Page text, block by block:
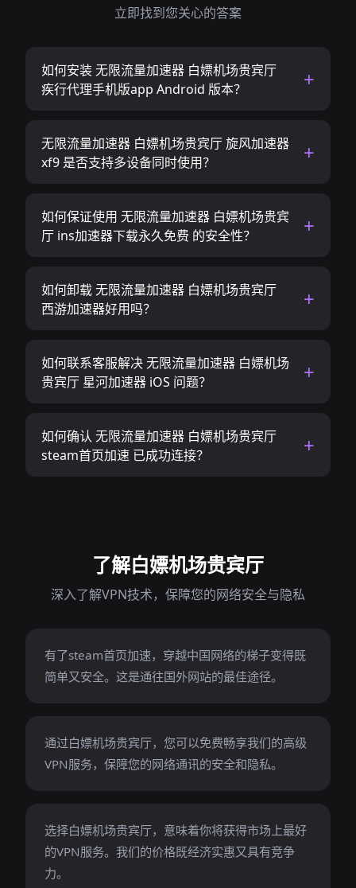
立即找到您关心的答案
如何安装 无限流量加速器 白嫖机场贵宾厅
疾行代理手机版app Android 版本？
无限流量加速器 白嫖机场贵宾厅 旋风加速器
xf9 是否支持多设备同时使用？
如何保证使用 无限流量加速器 白嫖机场贵宾
厅 ins加速器下载永久免费 的安全性？
如何卸载 无限流量加速器 白嫖机场贵宾厅
西游加速器好用吗？
如何联系客服解决 无限流量加速器 白嫖机场
贵宾厅 星河加速器 iOS 问题？
如何确认 无限流量加速器 白嫖机场贵宾厅
steam首页加速 已成功连接？
了解白嫖机场贵宾厅
深入了解VPN技术，保障您的网络安全与隐私
有了steam首页加速，穿越中国网络的梯子变得既
简单又安全。这是通往国外网站的最佳途径。
通过白嫖机场贵宾厅，您可以免费畅享我们的高级
VPN服务，保障您的网络通讯的安全和隐私。
选择白嫖机场贵宾厅，意味着你将获得市场上最好
的VPN服务。我们的价格既经济实惠又具有竞争
力。